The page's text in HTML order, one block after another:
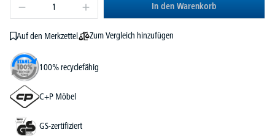
In den Warenkorb
Auf den Merkzettel Zum Vergleich hinzufügen
100% recyclefähig
C+P Möbel
GS-zertifiziert